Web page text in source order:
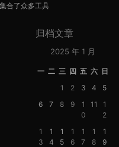
合了众多工具
归档文章
2025 年 1 月
一 二 三 四 五 六 日
1
2 3 4
5
6
7 8 9
1
0
11
1
2
1
3
1
4
1
5
1
6
1
7
1
8
1
9